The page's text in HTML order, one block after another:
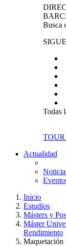
Busca
Todas
Actualidad
Inicio
Estudios
Másters y
Máster
Rendimiento
Maquetación